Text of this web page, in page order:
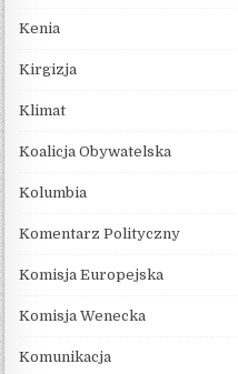
Kenia
Kirgizja
Klimat
Koalicja Obywatelska
Kolumbia
Komentarz Polityczny
Komisja Europejska
Komisja Wenecka
Komunikacja